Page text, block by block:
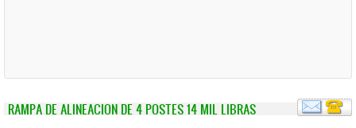
RAMPA DE ALINEACION DE 4 POSTES 14 MIL LIBRAS